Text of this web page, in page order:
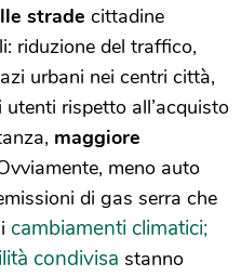
strade cittadine
riduzione del traffico,
urbani nei centri città,
rispetto all’acquisto
maggiore
meno auto
di gas serra che
cambiamenti climatici;
condivisa stanno